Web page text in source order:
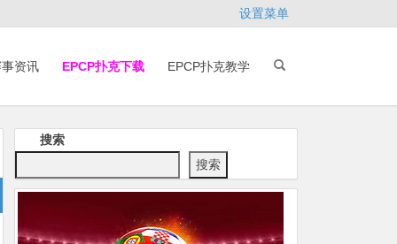
设置菜单
资讯 EPCP扑克下载 EPCP扑克教学
搜索
搜索